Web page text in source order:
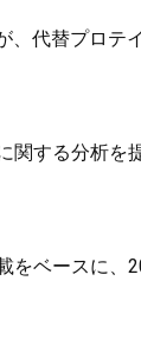
、代替プロテ
する分析を
をベースに、